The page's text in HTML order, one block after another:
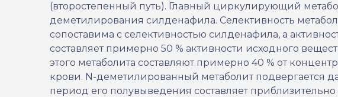
(второстепенный путь). Главный циркулирующий
деметилирования силденафила. Селективность
сопоставима с селективностью силденафила, а
составляет примерно 50 % активности исходного
этого метаболита составляют примерно 40 % от
крови. N-деметилированный метаболит подвергается
период его полувыведения составляет приблизительно